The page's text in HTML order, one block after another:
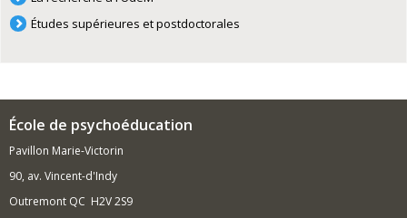
Études supérieures et postdoctorales
École de psychoéducation
Pavillon Marie-Victorin
90, av. Vincent-d'Indy
Outremont QC H2V 2S9